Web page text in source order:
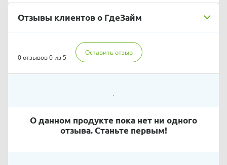
Отзывы клиентов о ГдеЗайм
0 отзывов0 из 5
Оставить отзыв
О данном продукте пока нет ни одного
отзыва. Станьте первым!